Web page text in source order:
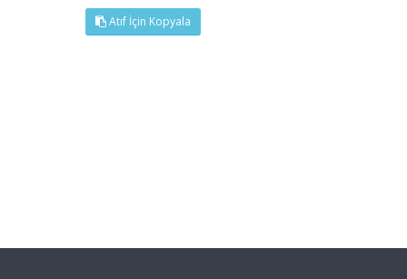
Atıf İçin Kopyala